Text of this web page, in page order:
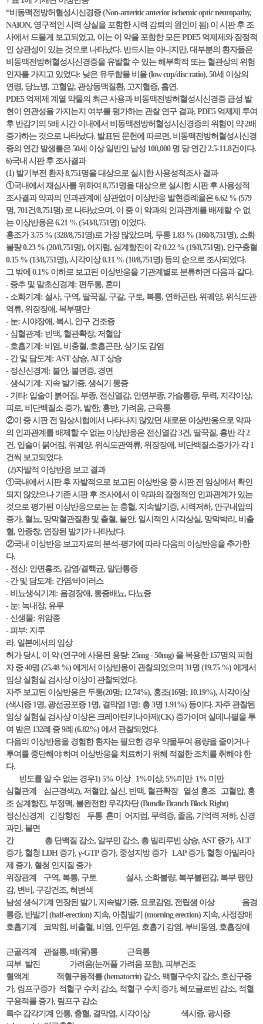
*비동맥전방허혈성시신경증 (Non-arteritic anterior ischemic optic neuropathy,
NAION, 영구적인 시력 상실을 포함한 시력 감퇴의 원인이 됨) 이 시판 후 조
사에서 드물게 보고되었고, 이는 이 약을 포함한 모든 PDE5 억제제와 잠정적
인 상관성이 있는 것으로 나타났다. 반드시는 아니지만, 대부분의 환자들은
비동맥전방허혈성시신경증을 유발할 수 있는 해부학적 또는 혈관상의 위험
인자를 가지고 있었다: 낮은 유두함몰 비율 (low cup/disc ratio), 50세 이상의
연령, 당뇨병, 고혈압, 관상동맥질환, 고지혈증, 흡연.
PDE5 억제제 계열 약물의 최근 사용과 비동맥전방허혈성시신경증 급성 발
현이 연관성을 가지는지 여부를 평가하는 관찰 연구 결과, PDE5 억제제 투여
후 반감기의 5배 시간 이내에서 비동맥전방허혈성시신경증의 위험이 약 2배
증가하는 것으로 나타났다. 발표된 문헌에 따르면, 비동맥전방허혈성시신경
증의 연간 발생률은 50세 이상 일반인 남성 100,000 명 당 연간 2.5-11.8건이다.
6)국내 시판 후 조사결과
(1) 발기부전 환자 8,751명을 대상으로 실시한 사용성적조사 결과
①국내에서 재심사를 위하여 8,751명을 대상으로 실시한 시판 후 사용성적
조사결과 약과의 인과관계에 상관없이 이상반응 발현증례율은 6.62 % (579
명, 701건/8,751명) 로 나타났으며, 이 중 이 약과의 인과관계를 배제할 수 없
는 이상반응은 6.21 % (543/8,751명) 이었다.
홍조가 3.75 % (328/8,751명)로 가장 많았으며, 두통 1.83 % (160/8,751명), 소화
불량 0.23 % (20/8,751명), 어지럼, 심계항진이 각 0.22 % (19/8,751명), 안구충혈
0.15 % (13/8,751명), 시각이상 0.11 % (10/8,751명) 등의 순으로 조사되었다.
그 밖에 0.1% 이하로 보고된 이상반응을 기관계별로 분류하면 다음과 같다.
- 중추 및 말초신경계: 편두통, 혼미
- 소화기계: 설사, 구역, 딸꾹질, 구갈, 구토, 복통, 연하곤란, 위궤양, 위식도관
역류, 위장장애, 복부팽만
- 눈: 시야장애, 복시, 안구 건조증
- 심혈관계: 빈맥, 혈관확장, 저혈압
- 호흡기계: 비염, 비충혈, 호흡곤란, 상기도 감염
- 간 및 담도계: AST 상승, ALT 상승
- 정신신경계: 불안, 불면증, 경면
- 생식기계: 지속 발기증, 생식기 통증
- 기타: 입술이 붉어짐, 부종, 전신열감, 안면부종, 가슴통증, 무력, 지각이상,
피로, 비단백질소 증가, 발한, 홍반, 가려움, 근육통
②이 중 시판 전 임상시험에서 나타나지 않았던 새로운 이상반응으로 약과
의 인과관계를 배제할 수 없는 이상반응은 전신열감 3건, 딸꾹질, 홍반 각 2
건, 입술이 붉어짐, 위궤양, 위식도관역류, 위장장애, 비단백질소증가가 각 1
건씩 보고되었다.
(2)자발적 이상반응 보고 결과
①국내에서 시판 후 자발적으로 보고된 이상반응 중 시판 전 임상에서 확인
되지 않았으나 기존 시판 후 조사에서 이 약과의 잠정적인 인과관계가 있는
것으로 평가된 이상반응으로는 눈 충혈, 지속발기증, 시력저하, 안구내압의
증가, 혈뇨, 망막혈관질환 및 출혈, 불안, 일시적인 시각상실, 망막박리, 비출
혈, 안종창, 연장된 발기가 나타났다.
②국내 이상반응 보고자료의 분석-평가에 따라 다음의 이상반응을 추가한
다.
- 전신: 안면홍조, 감염/결핵균, 말단통증
- 간 및 담도계: 간염/바이러스
- 비뇨생식기계: 음경장애, 통증배뇨, 다뇨증
- 눈: 녹내장, 유루
- 신생물: 위암종
- 피부: 지루
라. 일본에서의 임상
허가 당시, 이 약 (연구에 사용된 용량: 25mg - 50mg) 을 복용한 157명의 피험
자 중 40명 (25.48 %) 에게서 이상반응이 관찰되었으며 31명 (19.75 %) 에게서
임상 실험실 검사상 이상이 관찰되었다.
자주 보고된 이상반응은 두통(20명; 12.74%), 홍조(16명; 10.19%), 시각이상
(색시증 1명, 광선공포증 1명, 결막염 1명: 총 3명 1.91%) 등이다. 자주 관찰된
임상 실험실 검사상 이상은 크레아틴키나아제(CK) 증가이며 실데나필을 투
여 받은 132례 중 9례 (6.82%) 에서 관찰되었다.
다음의 이상반응을 경험한 환자는 필요한 경우 약물투여 용량을 줄이거나
투여를 중단해야 하며 이상반응을 치료하기 위해 적절한 조치를 취해야 한
다.
빈도를 알 수 없는 경우1) 5% 이상 1%이상, 5%미만 1% 미만
심혈관계 심근경색2), 저혈압, 실신, 빈맥, 혈관확장 열성 홍조 고혈압, 홍
조 심계항진, 부정맥, 불완전한 우각차단 (Bundle Branch Block Right)
정신신경계 긴장항진 두통 혼미 어지럼, 무력증, 졸음, 기억력 저하, 신경
과민, 불면
간 총 단백질 감소, 알부민 감소, 총 빌리루빈 상승, AST 증가, ALT
증가, 혈청 LDH 증가, γ-GTP 증가, 중성지방 증가 LAP 증가, 혈청 아밀라아
제 증가, 혈청 인지질 증가
위장관계 구역, 복통, 구토 설사, 소화불량, 복부불편감, 복부 팽만
감, 변비, 구강건조, 혀변색
남성 생식기계 연장된 발기, 지속발기증, 요로감염, 전립샘 이상 음경
통증, 반발기 (half-erection) 지속, 아침발기 (morning erection) 지속, 사정장애
호흡기계 코막힘, 비출혈, 비염, 인두염, 호흡기 감염, 부비동염, 호흡장애
근골격계 관절통, 배(背)통 근육통
피부 발진 가려움(눈꺼풀 가려움 포함), 피부건조
혈액계 적혈구용적률 (hematocrit) 감소, 백혈구수치 감소, 호산구증
가, 림프구증가 적혈구 수치 감소, 적혈구 수치 증가, 헤모글로빈 감소, 적혈
구용적률 증가, 림프구 감소
특수 감각기계 안통, 충혈, 결막염, 시각이상 색시증, 광시증